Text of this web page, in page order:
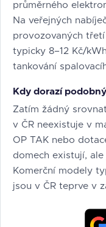
průměrného
Na veřejných
provozovaných
typicky 8–12 Kč/
tankování
Kdy dorazí
Zatím žádný
v ČR neexistuje v
OP TAK nebo
domech existují,
Komerční modely
jsou v ČR teprve v